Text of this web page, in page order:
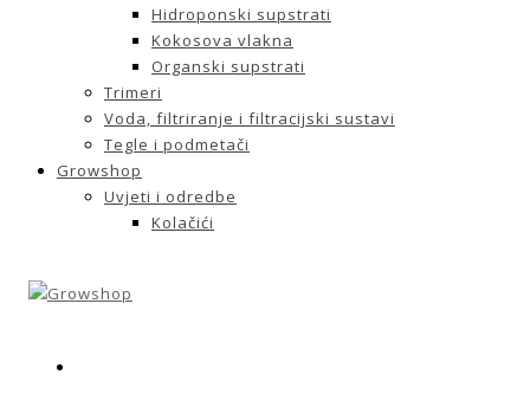
Hidroponski supstrati
Kokosova vlakna
Organski supstrati
Trimeri
Voda, filtriranje i filtracijski sustavi
Tegle i podmetači
Growshop
Uvjeti i odredbe
Kolačići